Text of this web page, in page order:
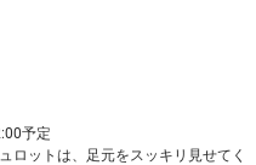
予定
ロットは、足元をスッキリ見せてく